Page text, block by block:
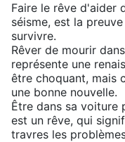
Faire le rêve d'aider
séisme, est la
survivre.
Rêver de mourir
représente une
être choquant, mais
une bonne nouvelle.
Être dans sa voiture
est un rêve, qui
travres les